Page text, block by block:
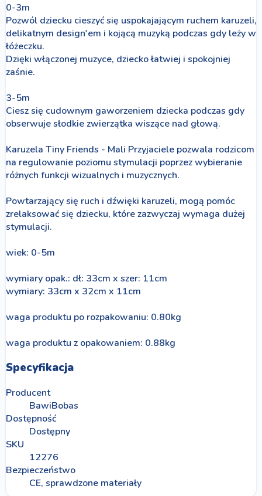
0-3m
Pozwól dziecku cieszyć się uspokajającym ruchem karuzeli,
delikatnym design'em i kojącą muzyką podczas gdy leży w
łóżeczku.
Dzięki włączonej muzyce, dziecko łatwiej i spokojniej
zaśnie.
3-5m
Ciesz się cudownym gaworzeniem dziecka podczas gdy
obserwuje słodkie zwierzątka wiszące nad głową.
Karuzela Tiny Friends - Mali Przyjaciele pozwala rodzicom
na regulowanie poziomu stymulacji poprzez wybieranie
różnych funkcji wizualnych i muzycznych.
Powtarzający się ruch i dźwięki karuzeli, mogą pomóc
zrelaksować się dziecku, które zazwyczaj wymaga dużej
stymulacji.
wiek: 0-5m
wymiary opak.: dł: 33cm x szer: 11cm
wymiary: 33cm x 32cm x 11cm
waga produktu po rozpakowaniu: 0.80kg
waga produktu z opakowaniem: 0.88kg
Specyfikacja
Producent
BawiBobas
Dostępność
Dostępny
SKU
12276
Bezpieczeństwo
CE, sprawdzone materiały